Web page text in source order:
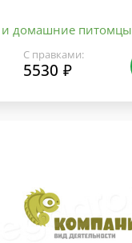
и домашние питомцы
С правками:
5530 ₽